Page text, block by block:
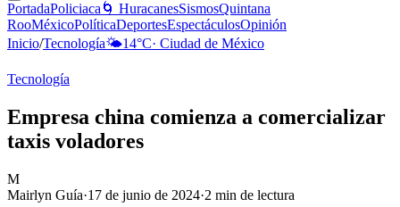
PortadaPoliciaca 🌀 HuracanesSismosQuintana
RooMéxicoPolíticaDeportesEspectáculosOpinión
Inicio/Tecnología🌤️14°C· Ciudad de México
Tecnología
Empresa china comienza a comercializar
taxis voladores
M
Mairlyn Guía·17 de junio de 2024·2 min de lectura